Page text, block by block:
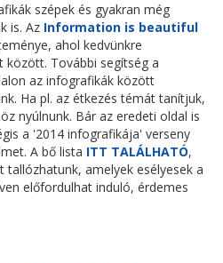
szépek és gyakran még
is. Az Information is beautiful
ahol kedvünkre
között. További segítség a
az infografikák között
Ha pl. az étkezés témát tanítjuk,
nyúlnunk. Bár az eredeti oldal is
a '2014 infografikája' verseny
A bő lista ITT TALÁLHATÓ,
amelyek esélyesek a
előfordulhat induló, érdemes